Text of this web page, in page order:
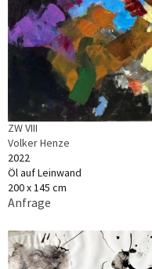
ZW VIII
Volker Henze
2022
Öl auf Leinwand
200 x 145 cm
Anfrage